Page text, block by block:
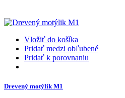
Vložiť do košíka
Pridať medzi obľubené
Pridať k porovnaniu
Drevený motýlik M1